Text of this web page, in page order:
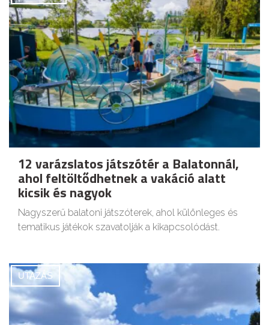
12 varázslatos játszótér a Balatonnál,
ahol feltöltődhetnek a vakáció alatt
kicsik és nagyok
Nagyszerű balatoni játszóterek, ahol különleges és
tematikus játékok szavatolják a kikapcsolódást.
UTAZÁS